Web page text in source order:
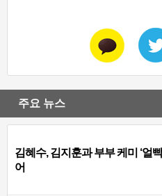
주요 뉴스
김혜수, 김지훈과 부부 케미 ‘얼
어